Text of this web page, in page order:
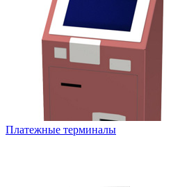
Платежные терминалы